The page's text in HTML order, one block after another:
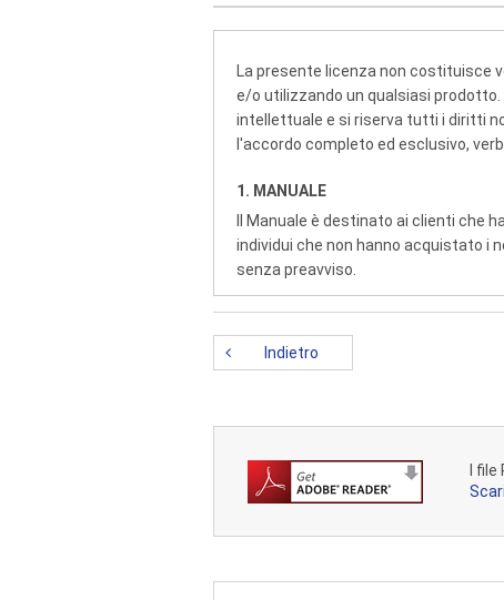
La presente licenza non costituisce
e/o utilizzando un qualsiasi
intellettuale e si riserva tutti i diritti
l'accordo completo ed esclusivo,
1. MANUALE
Il Manuale è destinato ai clienti che
individui che non hanno acquistato i
senza preavviso.
Il Manuale è protetto dalla legge sul
riprodurre su ogni copia l'avviso sul
COPYRIGHT, MARCHI DI FABBRICA O
ALIENARE, MODIFICARE, ADATTARE,
Indietro
I